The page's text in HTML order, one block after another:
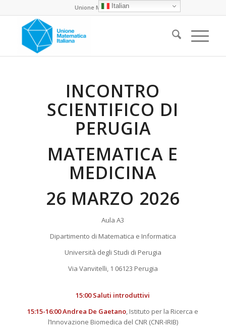
Unione Matematica Italiana
INCONTRO
SCIENTIFICO DI
PERUGIA
MATEMATICA E
MEDICINA
26 MARZO 2026
Aula A3
Dipartimento di Matematica e Informatica
Università degli Studi di Perugia
Via Vanvitelli, 1 06123 Perugia
15:00Saluti introduttivi
15:15-16:00 Andrea De Gaetano, Istituto per la Ricerca e
l’Innovazione Biomedica del CNR (CNR-IRIB)
Italian